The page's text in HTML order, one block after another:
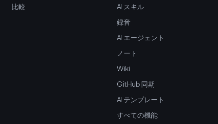
比較
AI スキル
録音
AI エージェント
ノート
Wiki
GitHub 同期
AI テンプレート
すべての機能